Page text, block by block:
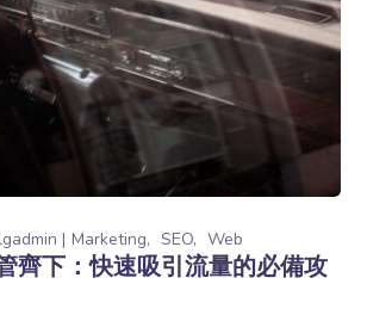
Marketing SEO Web
齊下：快速吸引流量的必備攻